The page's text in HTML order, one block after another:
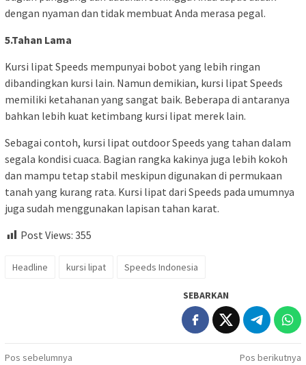
dengan nyaman dan tidak membuat Anda merasa pegal.
5.Tahan Lama
Kursi lipat Speeds mempunyai bobot yang lebih ringan
dibandingkan kursi lain. Namun demikian, kursi lipat Speeds
memiliki ketahanan yang sangat baik. Beberapa di antaranya
bahkan lebih kuat ketimbang kursi lipat merek lain.
Sebagai contoh, kursi lipat outdoor Speeds yang tahan dalam
segala kondisi cuaca. Bagian rangka kakinya juga lebih kokoh
dan mampu tetap stabil meskipun digunakan di permukaan
tanah yang kurang rata. Kursi lipat dari Speeds pada umumnya
juga sudah menggunakan lapisan tahan karat.
Post Views: 355
Headline kursi lipat Speeds Indonesia
SEBARKAN
Navigasi
Pos sebelumnya Pos berikutnya